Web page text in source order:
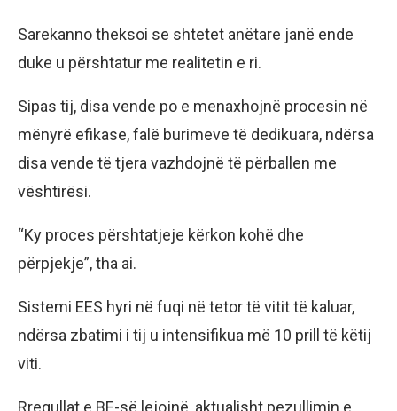
Sarekanno theksoi se shtetet anëtare janë ende
duke u përshtatur me realitetin e ri.
Sipas tij, disa vende po e menaxhojnë procesin në
mënyrë efikase, falë burimeve të dedikuara, ndërsa
disa vende të tjera vazhdojnë të përballen me
vështirësi.
“Ky proces përshtatjeje kërkon kohë dhe
përpjekje”, tha ai.
Sistemi EES hyri në fuqi në tetor të vitit të kaluar,
ndërsa zbatimi i tij u intensifikua më 10 prill të këtij
viti.